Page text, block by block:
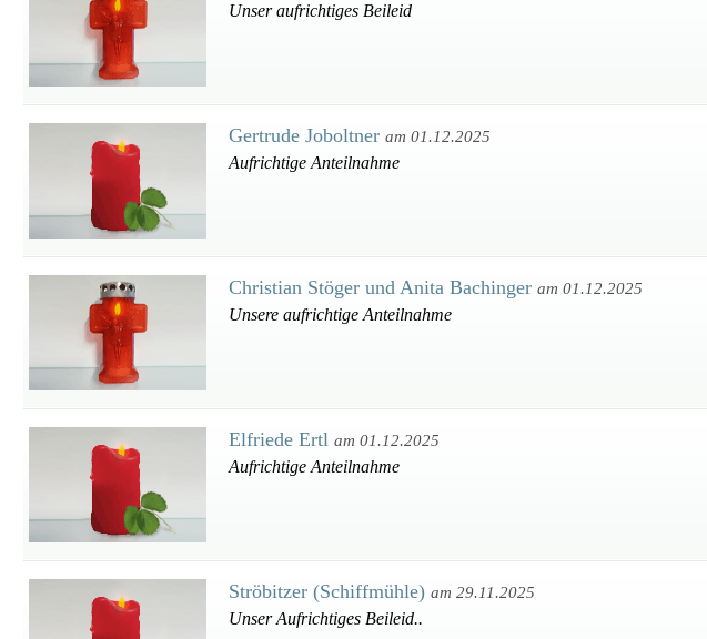
Unser aufrichtiges Beileid
Gertrude Joboltner am 01.12.2025
Aufrichtige Anteilnahme
Christian Stöger und Anita Bachinger am 01.12.2025
Unsere aufrichtige Anteilnahme
Elfriede Ertl am 01.12.2025
Aufrichtige Anteilnahme
Ströbitzer (Schiffmühle) am 29.11.2025
Unser Aufrichtiges Beileid..